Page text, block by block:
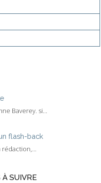
Baverey. si...
flash-back
rédaction,...
SUIVRE